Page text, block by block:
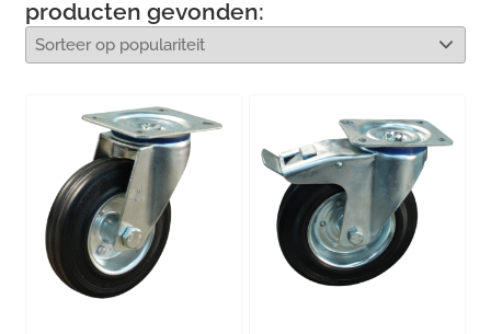
producten gevonden: